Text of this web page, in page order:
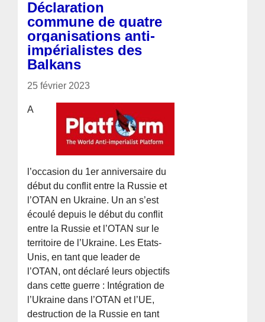
Déclaration
commune de quatre
organisations anti-
impérialistes des
Balkans
25 février 2023
A
l’occasion du 1er anniversaire du
début du conflit entre la Russie et
l’OTAN en Ukraine. Un an s’est
écoulé depuis le début du conflit
entre la Russie et l’OTAN sur le
territoire de l’Ukraine. Les Etats-
Unis, en tant que leader de
l’OTAN, ont déclaré leurs objectifs
dans cette guerre : Intégration de
l’Ukraine dans l’OTAN et l’UE,
destruction de la Russie en tant